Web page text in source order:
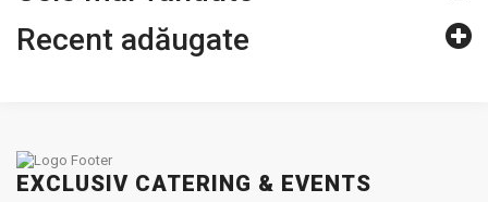
Recent adăugate
EXCLUSIV CATERING & EVENTS